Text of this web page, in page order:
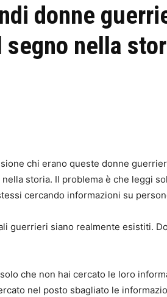
donne
nella
chi erano queste donne
storia. Il problema è che leggi
cercando informazioni su
guerrieri siano realmente esistiti.
che non hai cercato le loro
nel posto sbagliato le